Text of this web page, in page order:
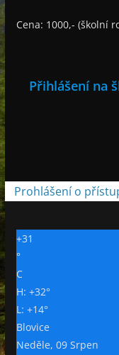
Cena: 1000,- (školní
Přihlášení na
Prohlášení o
+31
°
C
H: +32°
L: +14°
Blovice
Neděle, 09 Srpen